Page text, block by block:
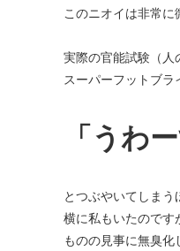
このニオイは非常に
実際の官能試験（人
スーパーフットブ
「うわ
とつぶやいてしまう
横に私もいたのです
ものの見事に無臭化